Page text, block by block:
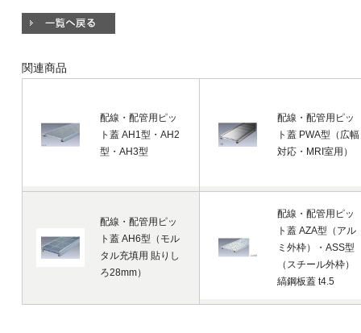
関連商品
配線・配管用ピッ
ト蓋 AH1型・AH2
型・AH3型
配線・配管用ピッ
ト蓋 PWA型（広幅
対応・MRI室用）
配線・配管用ピッ
ト蓋 AH6型（モル
タル充填用 貼りし
ろ28mm）
配線・配管用ピッ
ト蓋 AZA型（アル
ミ外枠）・ASS型
（スチール外枠）
縞鋼板蓋 t4.5